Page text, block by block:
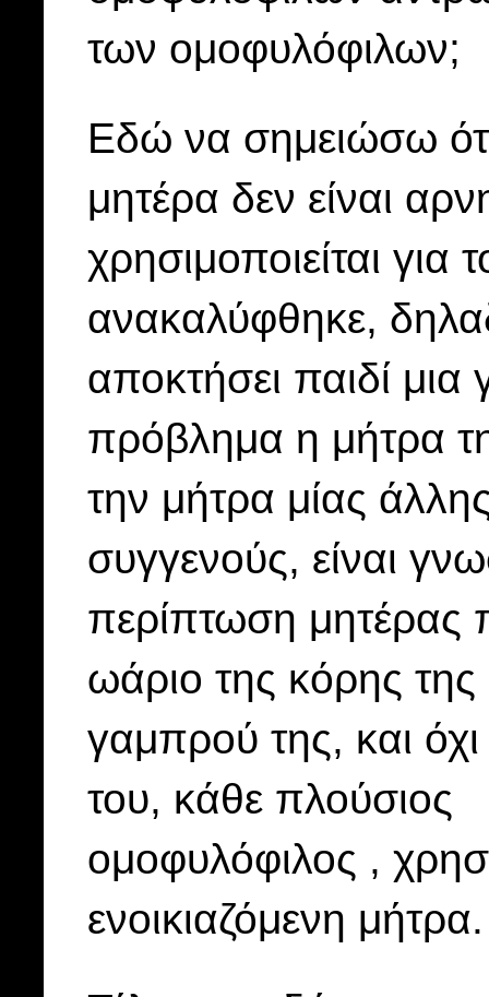
των ομοφυλόφιλων;
Εδώ να σημειώσω
μητέρα δεν είναι
χρησιμοποιείται για
ανακαλύφθηκε,
αποκτήσει παιδί
πρόβλημα η μήτρα
την μήτρα μίας
συγγενούς, είναι
περίπτωση μητέρας
ωάριο της κόρης της
γαμπρού της, και όχι
του, κάθε πλούσιος
ομοφυλόφιλος ,
ενοικιαζόμενη μήτρα.